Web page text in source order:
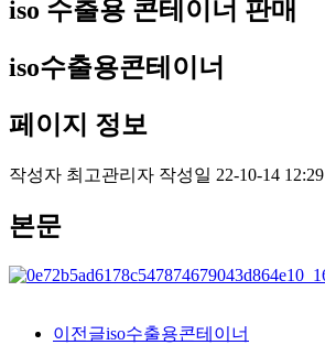
iso 수출용 콘테이너 판매
iso수출용콘테이너
페이지 정보
작성자 최고관리자 작성일 22-10-14 12:29
본문
이전글iso수출용콘테이너